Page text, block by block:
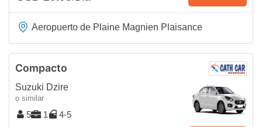
Aeropuerto de Plaine Magnien Plaisance
Compacto
Suzuki Dzire
o similar
5 1 4-5